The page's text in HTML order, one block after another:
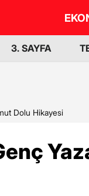
3. SAYFA
Dolu Hikayesi